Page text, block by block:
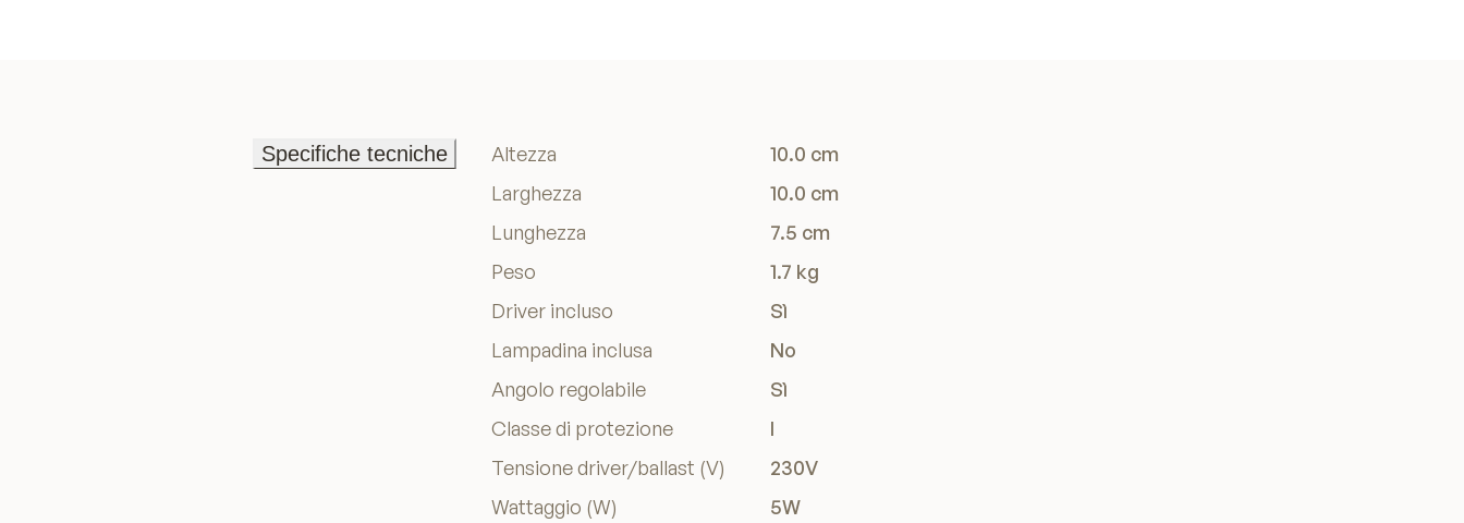
Specifiche tecniche
Altezza
10.0 cm
Larghezza
10.0 cm
Lunghezza
7.5 cm
Peso
1.7 kg
Driver incluso
Sì
Lampadina inclusa
No
Angolo regolabile
Sì
Classe di protezione
I
Tensione driver/ballast (V)
230V
Wattaggio (W)
5W